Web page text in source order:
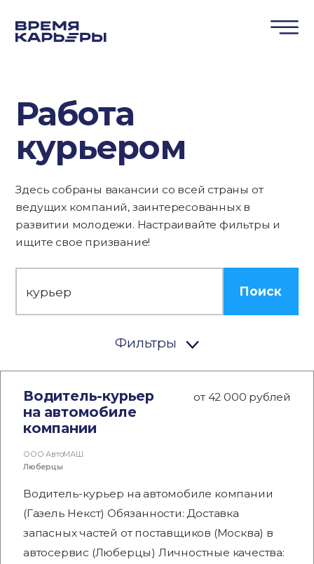
Работа
курьером
Здесь собраны вакансии со всей страны от
ведущих компаний, заинтересованных в
развитии молодежи. Настраивайте фильтры и
ищите свое призвание!
Поиск
Фильтры
Водитель-курьер
на автомобиле
компании
от 42 000 рублей
ООО АвтоМАШ
Люберцы
Водитель-курьер на автомобиле компании
(Газель Некст) Обязанности: Доставка
запасных частей от поставщиков (Москва) в
автосервис (Люберцы) Личностные качества: